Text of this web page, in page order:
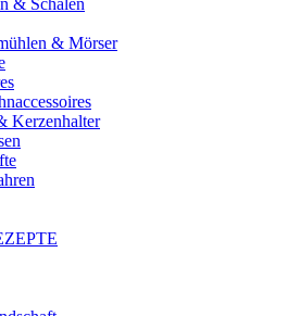
& Mörser
Kerzenhalter